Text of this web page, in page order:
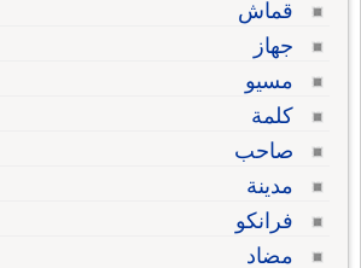
قماش
جهاز
مسيو
كلمة
صاحب
مدينة
فرانكو
مضاد